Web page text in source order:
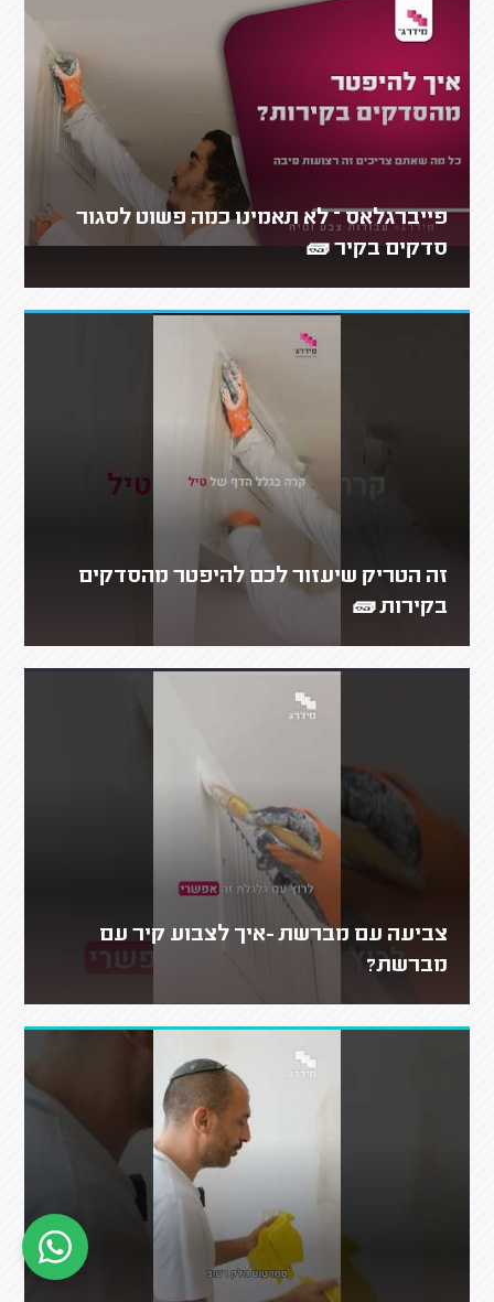
פייברגלאס – לא תאמינו כמה פשוט לסגור
סדקים בקיר 🧱
זה הטריק שיעזור לכם להיפטר מהסדקים
בקירות 🧱
צביעה עם מברשת -איך לצבוע קיר עם
מברשת?